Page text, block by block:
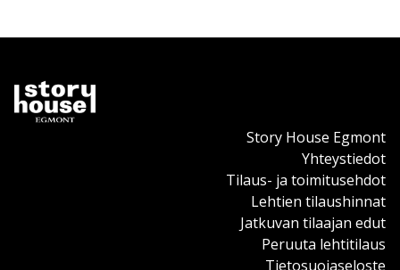
Story House Egmont
Yhteystiedot
Tilaus- ja toimitusehdot
Lehtien tilaushinnat
Jatkuvan tilaajan edut
Peruuta lehtitilaus
Tietosuojaseloste